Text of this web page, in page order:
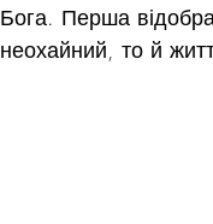
Бога. Перша
неохайний, то й